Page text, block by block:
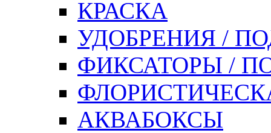
КРАСКА
УДОБРЕНИЯ /
ФИКСАТОРЫ /
АКВАБОКСЫ